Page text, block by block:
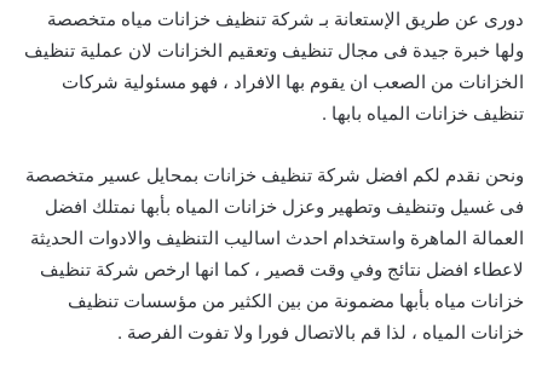
دورى عن طريق الإستعانة بـ شركة تنظيف خزانات مياه متخصصة
ولها خبرة جيدة فى مجال تنظيف وتعقيم الخزانات لان عملية تنظيف
الخزانات من الصعب ان يقوم بها الافراد ، فهو مسئولية شركات
تنظيف خزانات المياه بابها .
ونحن نقدم لكم افضل شركة تنظيف خزانات بمحايل عسير متخصصة
فى غسيل وتنظيف وتطهير وعزل خزانات المياه بأبها نمتلك افضل
العمالة الماهرة واستخدام احدث اساليب التنظيف والادوات الحديثة
لاعطاء افضل نتائج وفي وقت قصير ، كما انها ارخص شركة تنظيف
خزانات مياه بأبها مضمونة من بين الكثير من مؤسسات تنظيف
خزانات المياه ، لذا قم بالاتصال فورا ولا تفوت الفرصة .